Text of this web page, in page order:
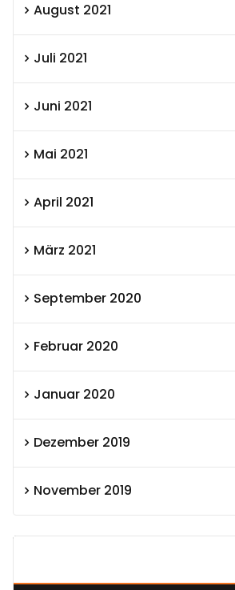
August 2021
Juli 2021
Juni 2021
Mai 2021
April 2021
März 2021
September 2020
Februar 2020
Januar 2020
Dezember 2019
November 2019